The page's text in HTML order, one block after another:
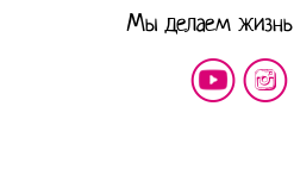
Мы делаем